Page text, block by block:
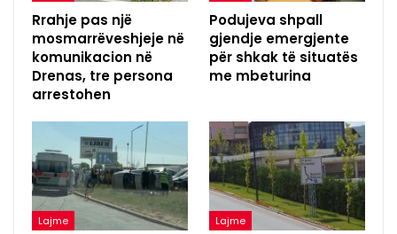
Rrahje pas një
mosmarrëveshjeje në
komunikacion në
Drenas, tre persona
arrestohen
Podujeva shpall
gjendje emergjente
për shkak të situatës
me mbeturina
Lajme Lajme